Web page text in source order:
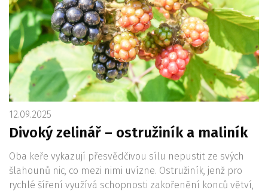
12.09.2025
Divoký zelinář – ostružiník a maliník
Oba keře vykazují přesvědčivou sílu nepustit ze svých
šlahounů nic, co mezi nimi uvízne. Ostružiník, jenž pro
rychlé šíření využívá schopnosti zakořenění konců větví,